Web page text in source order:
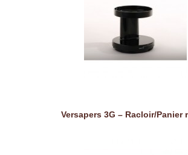
Versapers 3G – Racloir/Panier